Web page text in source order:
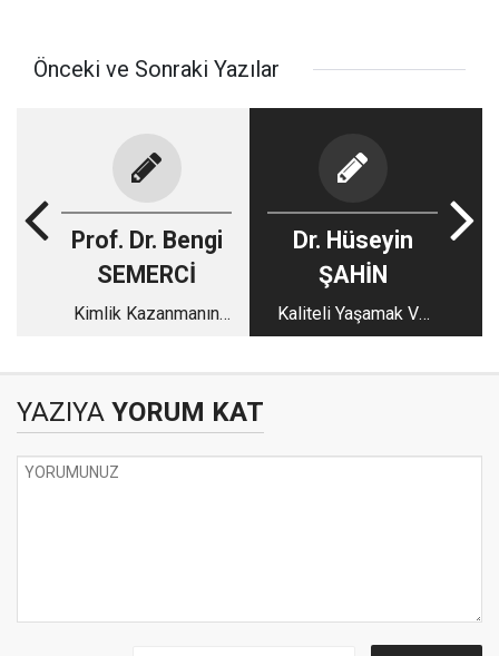
Önceki ve Sonraki Yazılar
Prof. Dr. Bengi
SEMERCİ
Kimlik Kazanmanın
Dr. Hüseyin
ŞAHİN
Kaliteli Yaşamak Ve
İnsan Olmak
YAZIYA YORUM KAT